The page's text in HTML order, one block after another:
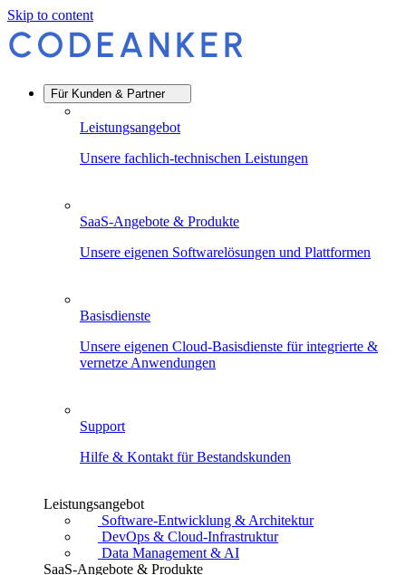
Skip to content
Für Kunden & Partner
Leistungsangebot
Unsere fachlich-technischen Leistungen
SaaS-Angebote & Produkte
Unsere eigenen Softwarelösungen und Plattformen
Basisdienste
Unsere eigenen Cloud-Basisdienste für integrierte &
vernetze Anwendungen
Support
Hilfe & Kontakt für Bestandskunden
Leistungsangebot
Software-Entwicklung & Architektur
DevOps & Cloud-Infrastruktur
Data Management & AI
SaaS-Angebote & Produkte